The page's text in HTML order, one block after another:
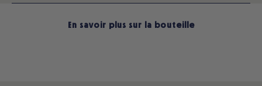
En savoir plus sur la bouteille